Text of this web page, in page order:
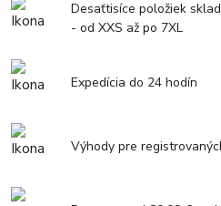
Desaťtisíce položiek
- od XXS až po 7XL
Expedícia do 24 hodín
Výhody pre